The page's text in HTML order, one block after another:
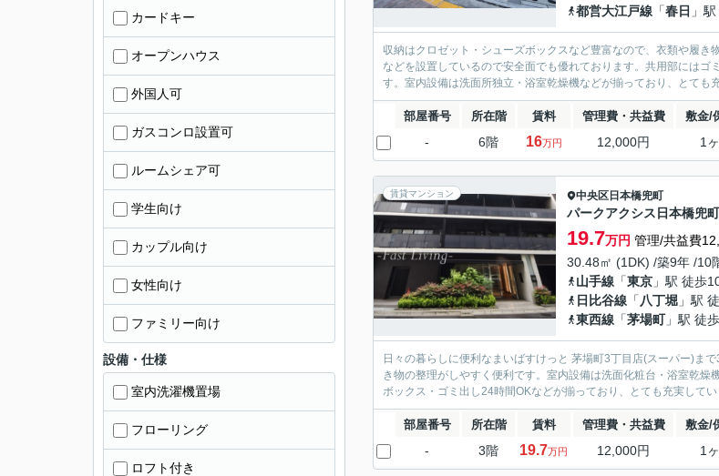
都営大江戸線 「春日 」
収納はクロゼット・シューズボックスなど豊富なので、衣類や履
などを設置しているので安全面でも優れております。共用部には
す。室内設備は洗面所独立・浴室乾燥機などが揃っており、とて
部屋番号 所在階 賃料 管理費・共益費 敷金/
- 6階 16万円 12,000円 1
賃貸マンション 中央区 日本橋兜町
パークアクシス日本橋兜町
19.7万円 管理/共益費
30.48㎡ (1DK) /築9年 /10
山手線 「東京 」駅 徒歩
日比谷線 「 八丁堀 」駅
東西線 「茅場町」駅 徒
日々の暮らしに便利なまいばすけっと 茅場町3丁目店(スーパー)ま
き物の整理がしやすく便利です。室内設備は洗面化粧台・浴室乾
ボックス・ゴミ出し24時間OKなどが揃っており、とても充実して
部屋番号 所在階 賃料 管理費・共益費 敷金/
- 3階 19.7万円 12,000円 1
カードキー
オープンハウス
外国人可
ガスコンロ設置可
ルームシェア可
学生向け
カップル向け
女性向け
ファミリー向け
設備・仕様
室内洗濯機置場
フローリング
ロフト付き